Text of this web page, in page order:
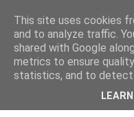
kristietim
viss, kas jāzin kristietim
This site uses cookies
and to analyze traffic.
shared with Google
metrics to ensure
statistics, and to detect